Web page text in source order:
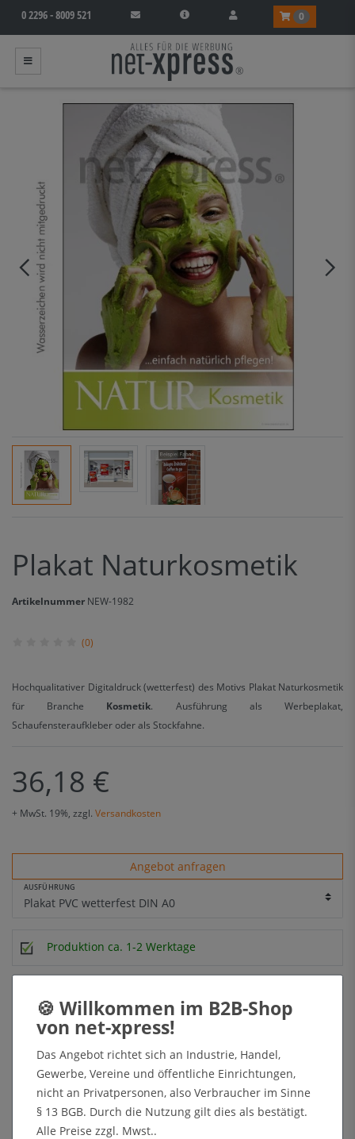
0 2296 - 8009 521 0
Plakat Naturkosmetik
Artikelnummer NEW-1982
(0)
Hochqualitativer Digitaldruck (wetterfest) des Motivs Plakat Naturkosmetik
für Branche Kosmetik. Ausführung als Werbeplakat,
Schaufensteraufkleber oder als Stockfahne.
36,18 €
+ MwSt. 19%, zzgl. Versandkosten
Angebot anfragen
AUSFÜHRUNG
Produktion ca. 1-2 Werktage
Fügen Sie Artikel im Wert von 49.90 € für die kostenfreie Lieferung
hinzu.
In den Warenkorb
+ Sichere Zahlungsarten mit Käuferschutz oder Zahlung nach Erhalt der Ware auf Rechnung
Das Angebot richtet sich an Industrie, Handel,
Gewerbe, Vereine und öffentliche Einrichtungen,
nicht an Privatpersonen, also Verbraucher im Sinne
§ 13 BGB. Durch die Nutzung gilt dies als bestätigt.
Alle Preise zzgl. Mwst..